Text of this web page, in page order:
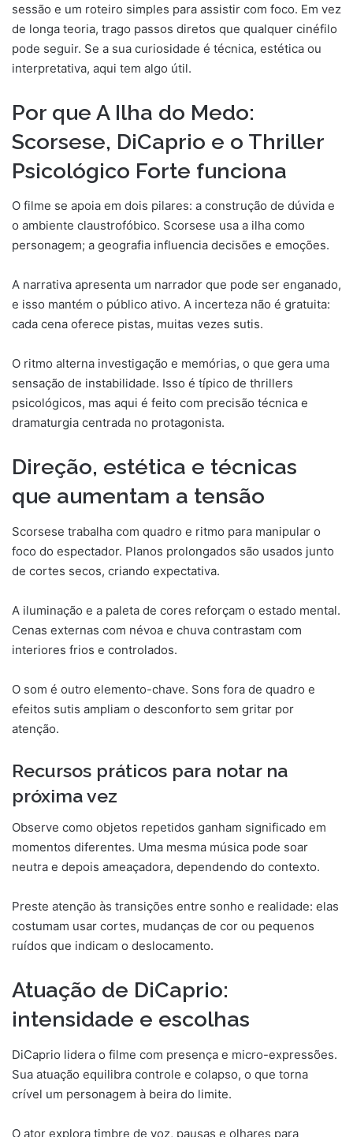
sessão e um roteiro simples para assistir com foco. Em vez
de longa teoria, trago passos diretos que qualquer cinéfilo
pode seguir. Se a sua curiosidade é técnica, estética ou
interpretativa, aqui tem algo útil.
Por que A Ilha do Medo:
Scorsese, DiCaprio e o Thriller
Psicológico Forte funciona
O filme se apoia em dois pilares: a construção de dúvida e
o ambiente claustrofóbico. Scorsese usa a ilha como
personagem; a geografia influencia decisões e emoções.
A narrativa apresenta um narrador que pode ser enganado,
e isso mantém o público ativo. A incerteza não é gratuita:
cada cena oferece pistas, muitas vezes sutis.
O ritmo alterna investigação e memórias, o que gera uma
sensação de instabilidade. Isso é típico de thrillers
psicológicos, mas aqui é feito com precisão técnica e
dramaturgia centrada no protagonista.
Direção, estética e técnicas
que aumentam a tensão
Scorsese trabalha com quadro e ritmo para manipular o
foco do espectador. Planos prolongados são usados junto
de cortes secos, criando expectativa.
A iluminação e a paleta de cores reforçam o estado mental.
Cenas externas com névoa e chuva contrastam com
interiores frios e controlados.
O som é outro elemento-chave. Sons fora de quadro e
efeitos sutis ampliam o desconforto sem gritar por
atenção.
Recursos práticos para notar na
próxima vez
Observe como objetos repetidos ganham significado em
momentos diferentes. Uma mesma música pode soar
neutra e depois ameaçadora, dependendo do contexto.
Preste atenção às transições entre sonho e realidade: elas
costumam usar cortes, mudanças de cor ou pequenos
ruídos que indicam o deslocamento.
Atuação de DiCaprio:
intensidade e escolhas
DiCaprio lidera o filme com presença e micro-expressões.
Sua atuação equilibra controle e colapso, o que torna
crível um personagem à beira do limite.
O ator explora timbre de voz, pausas e olhares para